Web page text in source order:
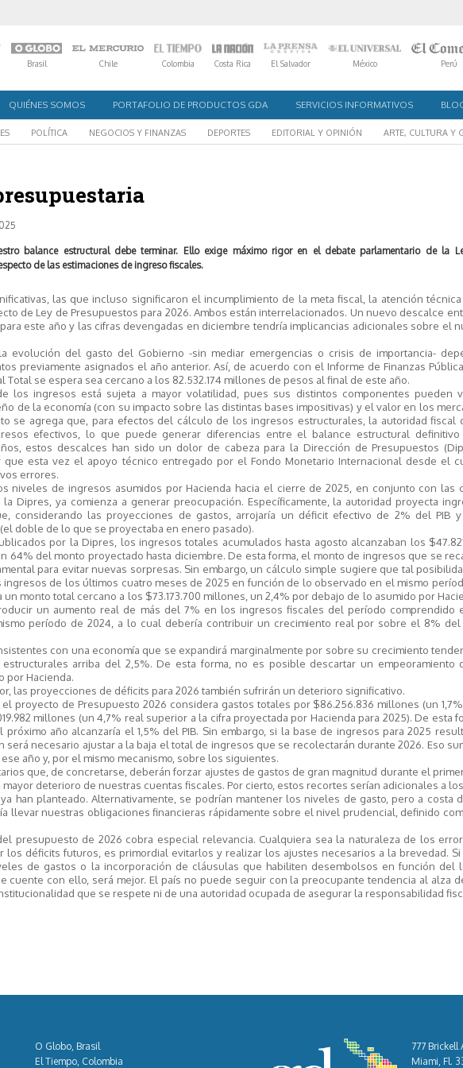
Brasil Chile Colombia Costa Rica El Salvador México Perú
QUIÉNES SOMOS PORTAFOLIO DE PRODUCTOS GDA SERVICIOS INFORMATIVOS
POLÍTICA NEGOCIOS Y FINANZAS DEPORTES EDITORIAL Y OPINIÓN ARTE, CULTURA Y
balance estructural debe terminar. Ello exige máximo rigor en el debate parlamentario de la
de las estimaciones de ingreso fiscales.
las que incluso significaron el incumplimiento de la meta fiscal, la atención técnica
de Ley de Presupuestos para 2026. Ambos están interrelacionados. Un nuevo descalce
este año y las cifras devengadas en diciembre tendría implicancias adicionales sobre el
evolución del gasto del Gobierno -sin mediar emergencias o crisis de importancia-
previamente asignados el año anterior. Así, de acuerdo con el Informe de Finanzas
se espera sea cercano a los 82.532.174 millones de pesos al final de este año.
los ingresos está sujeta a mayor volatilidad, pues sus distintos componentes pueden
de la economía (con su impacto sobre las distintas bases impositivas) y el valor en los
se agrega que, para efectos del cálculo de los ingresos estructurales, la autoridad fiscal
efectivos, lo que puede generar diferencias entre el balance estructural
estos descalces han sido un dolor de cabeza para la Dirección de Presupuestos
que esta vez el apoyo técnico entregado por el Fondo Monetario Internacional desde el
errores.
niveles de ingresos asumidos por Hacienda hacia el cierre de 2025, en conjunto con las
Dipres, ya comienza a generar preocupación. Específicamente, la autoridad proyecta
considerando las proyecciones de gastos, arrojaría un déficit efectivo de 2% del PIB
doble de lo que se proyectaba en enero pasado).
por la Dipres, los ingresos totales acumulados hasta agosto alcanzaban los
64% del monto proyectado hasta diciembre. De esta forma, el monto de ingresos que se
para evitar nuevas sorpresas. Sin embargo, un cálculo simple sugiere que tal
de los últimos cuatro meses de 2025 en función de lo observado en el mismo
monto total cercano a los $73.173.700 millones, un 2,4% por debajo de lo asumido por
un aumento real de más del 7% en los ingresos fiscales del período comprendido
período de 2024, a lo cual debería contribuir un crecimiento real por sobre el 8% del
con una economía que se expandirá marginalmente por sobre su crecimiento
arriba del 2,5%. De esta forma, no es posible descartar un empeoramiento
por Hacienda.
las proyecciones de déficits para 2026 también sufrirán un deterioro significativo.
proyecto de Presupuesto 2026 considera gastos totales por $86.256.836 millones (un
millones (un 4,7% real superior a la cifra proyectada por Hacienda para 2025). De esta
año alcanzaría el 1,5% del PIB. Sin embargo, si la base de ingresos para 2025
será necesario ajustar a la baja el total de ingresos que se recolectarán durante 2026. Eso
año y, por el mismo mecanismo, sobre los siguientes.
que, de concretarse, deberán forzar ajustes de gastos de gran magnitud durante el
deterioro de nuestras cuentas fiscales. Por cierto, estos recortes serían adicionales a
han planteado. Alternativamente, se podrían mantener los niveles de gasto, pero a costa
llevar nuestras obligaciones financieras rápidamente sobre el nivel prudencial, definido
presupuesto de 2026 cobra especial relevancia. Cualquiera sea la naturaleza de los
déficits futuros, es primordial evitarlos y realizar los ajustes necesarios a la brevedad. Si
de gastos o la incorporación de cláusulas que habiliten desembolsos en función del
cuente con ello, será mejor. El país no puede seguir con la preocupante tendencia al alza
que se respete ni de una autoridad ocupada de asegurar la responsabilidad
O Globo, Brasil
El Tiempo, Colombia
777 Brickell
Miami, Fl.